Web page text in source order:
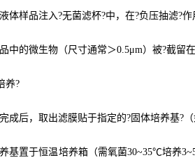
体样品注入?无菌滤杯?中，在?负压抽滤?
中的微生物（尺寸通常＞0.5μm）被?截留
养?
成后，取出滤膜贴于指定的?固体培养基?
基置于恒温培养箱（需氧菌30~35℃培养